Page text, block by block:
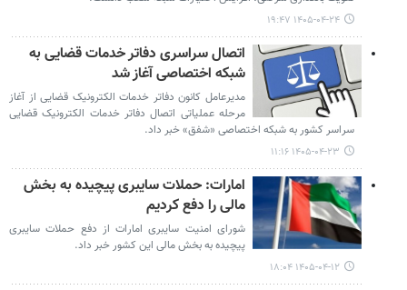
۱۴۰۵-۰۴-۲۴ ۱۹:۴۷
اتصال سراسری دفاتر خدمات قضایی به
شبکه اختصاصی آغاز شد
مدیرعامل کانون دفاتر خدمات الکترونیک قضایی از آغاز
مرحله عملیاتی اتصال دفاتر خدمات الکترونیک قضایی
سراسر کشور به شبکه اختصاصی «شفق» خبر داد.
۱۴۰۵-۰۴-۲۳ ۱۱:۱۶
امارات: حملات سایبری پیچیده به بخش
مالی را دفع کردیم
شورای امنیت سایبری امارات از دفع حملات سایبری
پیچیده به بخش مالی این کشور خبر داد.
۱۴۰۵-۰۴-۱۲ ۱۸:۰۴